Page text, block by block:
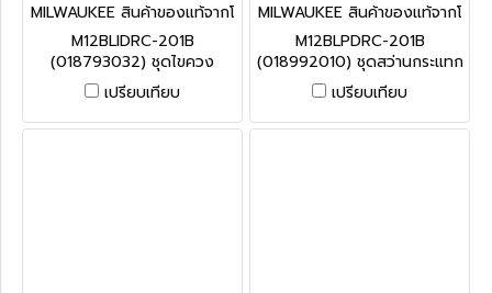
MILWAUKEE สินค้าของแท้จากโ
รงงานผู้ผลิต M12BLIDRC-201
B (018793032)
M12BLIDRC-201B
(018793032) ชุดไขควง
กระแทกไร้สาย 12V พร้อม
แบต+แท่นชาร์จ+กระเป๋าเครื่อง
มือช่าง M12 REDSTART
เปรียบเทียบ
MILWAUKEE สินค้าของแท้จากโ
รงงานผู้ผลิต M12BLPDRC-20
1B (018992010)
M12BLPDRC-201B
(018992010) ชุดสว่านกระแทก
ไร้สาย 12V พร้อมแบต+แท่น
ชาร์จ+กระเป๋าเครื่องมือช่าง M12
REDSTART MILWAUKEE (มิล
เปรียบเทียบ